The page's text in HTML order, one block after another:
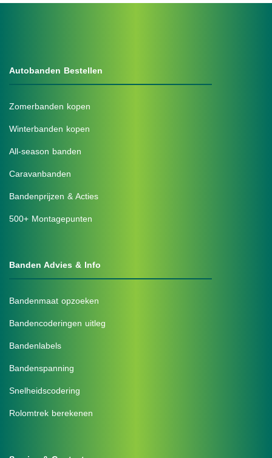
Autobanden Bestellen
Zomerbanden kopen
Winterbanden kopen
All-season banden
Caravanbanden
Bandenprijzen & Acties
500+ Montagepunten
Banden Advies & Info
Bandenmaat opzoeken
Bandencoderingen uitleg
Bandenlabels
Bandenspanning
Snelheidscodering
Rolomtrek berekenen